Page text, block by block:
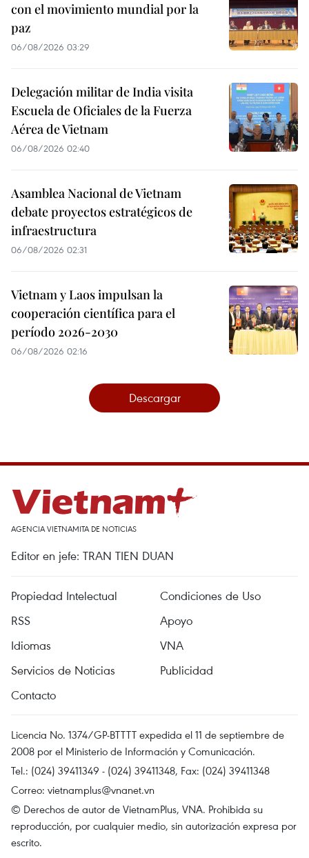
con el movimiento mundial por la
paz
06/08/2026 03:29
Delegación militar de India visita
Escuela de Oficiales de la Fuerza
Aérea de Vietnam
06/08/2026 02:40
Asamblea Nacional de Vietnam
debate proyectos estratégicos de
infraestructura
06/08/2026 02:31
Vietnam y Laos impulsan la
cooperación científica para el
período 2026-2030
06/08/2026 02:16
Descargar
AGENCIA VIETNAMITA DE NOTICIAS
Editor en jefe: TRAN TIEN DUAN
Propiedad Intelectual
Condiciones de Uso
RSS
Apoyo
Idiomas
VNA
Servicios de Noticias
Publicidad
Contacto
Licencia No. 1374/GP-BTTTT expedida el 11 de septiembre de
2008 por el Ministerio de Información y Comunicación.
Tel.: (024) 39411349 - (024) 39411348, Fax: (024) 39411348
Correo: vietnamplus@vnanet.vn
© Derechos de autor de VietnamPlus, VNA. Prohibida su
reproducción, por cualquier medio, sin autorización expresa por
escrito.